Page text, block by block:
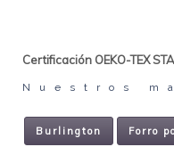
Certificación OEKO-TEX
Nuestros
Burlington Forro